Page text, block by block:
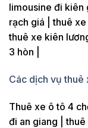
limousine đi kiên
rạch giá | thuê
thuê xe kiên
3 hòn |
Các dịch vụ thuê
Thuê xe ô tô 4
đi an giang |